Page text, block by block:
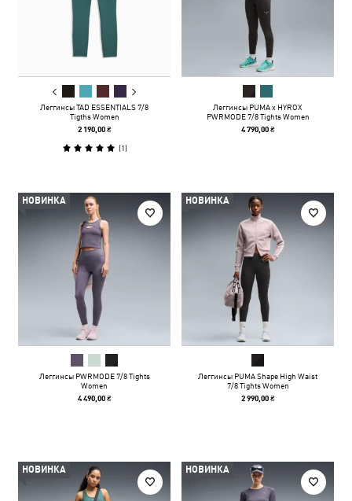
Леггинсы TAD ESSENTIALS 7/8
Tigths Women
2 190,00 ₴
(1)
Леггинсы PUMA x HYROX
PWRMODE 7/8 Tights Women
4 790,00 ₴
НОВИНКА
Леггинсы PWRMODE 7/8 Tights
Women
4 490,00 ₴
НОВИНКА
Леггинсы PUMA Shape High Waist
7/8 Tights Women
2 990,00 ₴
НОВИНКА НОВИНКА